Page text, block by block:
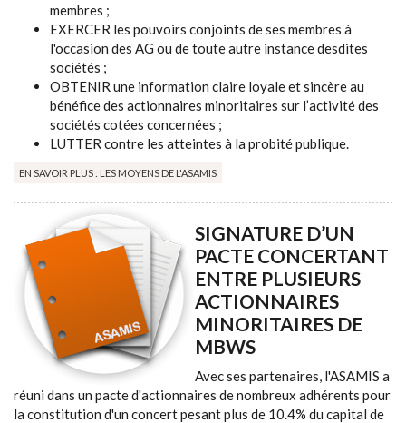
membres ;
EXERCER les pouvoirs conjoints de ses membres à
l'occasion des AG ou de toute autre instance desdites
sociétés ;
OBTENIR une information claire loyale et sincère au
bénéfice des actionnaires minoritaires sur l’activité des
sociétés cotées concernées ;
LUTTER contre les atteintes à la probité publique.
EN SAVOIR PLUS : LES MOYENS DE L'ASAMIS
SIGNATURE D’UN
PACTE CONCERTANT
ENTRE PLUSIEURS
ACTIONNAIRES
MINORITAIRES DE
MBWS
Avec ses partenaires, l'ASAMIS a
réuni dans un pacte d'actionnaires de nombreux adhérents pour
la constitution d'un concert pesant plus de 10.4% du capital de